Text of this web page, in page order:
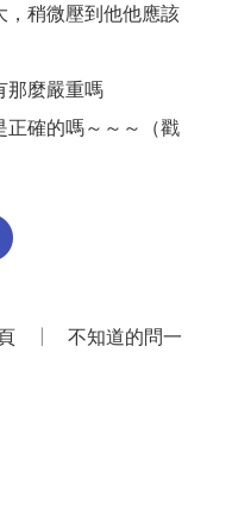
，稍微壓到他他應該
那麼嚴重嗎
正確的嗎～～～（戳
不知道的問一